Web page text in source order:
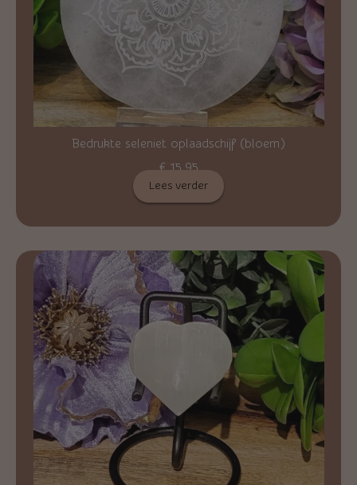
Bedrukte seleniet oplaadschijf (bloem)
€15,95
Lees verder